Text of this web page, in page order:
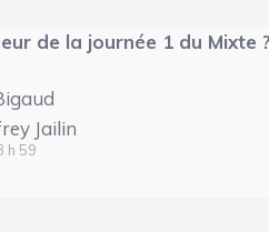
de la journée 1 du Mixte ?
Jailin
h 59